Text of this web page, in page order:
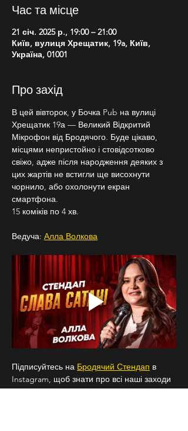
Час та місце
21 січ. 2025 р., 19:00 – 21:00
Київ, вулиця Хрещатик, 19a, Київ,
Україна, 01001
Про захід
В цей вівторок, у Бочка Pub на вулиці
Хрещатик 19а — Великий Відкритий
Мікрофон від Бродячого. Буде цікаво,
місцями непристойно і стовідсотково
свіжо, адже після народження деяких з
цих жартів не встигли ще висохнути
чорнило, або охолонути екран
смартфона.
15 коміків по 4 хв.
Ведуча: Алла Волкова
Підписуйтесь на Бродячий Стендап в
Instagram, щоб знати про всі наші заходи
заздалегідь.